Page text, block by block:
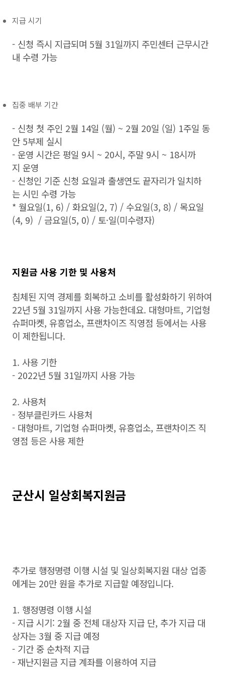
지급 시기
- 신청 즉시 지급되며 5월 31일까지 주민센터 근무시간
내 수령 가능
집중 배부 기간
- 신청 첫 주인 2월 14일 (월) ~ 2월 20일 (일) 1주일 동
안 5부제 실시
- 운영 시간은 평일 9시 ~ 20시, 주말 9시 ~ 18시까
지 운영
- 신청인 기준 신청 요일과 출생연도 끝자리가 일치하
는 시민 수령 가능
* 월요일(1, 6) / 화요일(2, 7) / 수요일(3, 8) / 목요일
(4, 9) / 금요일(5, 0) / 토·일(미수령자)
지원금 사용 기한 및 사용처
침체된 지역 경제를 회복하고 소비를 활성화하기 위하여
22년 5월 31일까지 사용 가능한데요. 대형마트, 기업형
슈퍼마켓, 유흥업소, 프랜차이즈 직영점 등에서는 사용
이 제한됩니다.
1. 사용 기한
- 2022년 5월 31일까지 사용 가능
2. 사용처
- 정부클린카드 사용처
- 대형마트, 기업형 슈퍼마켓, 유흥업소, 프랜차이즈 직
영점 등은 사용 제한
군산시 일상회복지원금
추가로 행정명령 이행 시설 및 일상회복지원 대상 업종
에게는 20만 원을 추가로 지급할 예정입니다.
1. 행정명령 이행 시설
- 지급 시기: 2월 중 전체 대상자 지급 단, 추가 지급 대
상자는 3월 중 지급 예정
- 기간 중 순차적 지급
- 재난지원금 지급 계좌를 이용하여 지급